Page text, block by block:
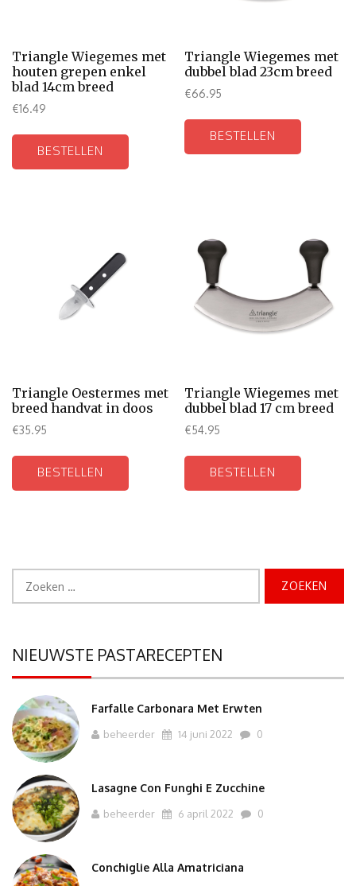
Triangle Wiegemes met
houten grepen enkel
blad 14cm breed
€16.49
BESTELLEN
Triangle Wiegemes met
dubbel blad 23cm breed
€66.95
BESTELLEN
Triangle Oestermes met
breed handvat in doos
€35.95
BESTELLEN
Triangle Wiegemes met
dubbel blad 17 cm breed
€54.95
BESTELLEN
NIEUWSTE PASTARECEPTEN
Farfalle Carbonara Met Erwten
beheerder 14 juni 2022 0
Lasagne Con Funghi E Zucchine
beheerder 6 april 2022 0
Conchiglie Alla Amatriciana